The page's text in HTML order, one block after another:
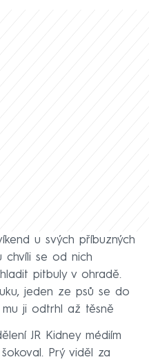
u svých příbuzných
chvíli se od nich
pitbuly v ohradě.
jeden ze psů se do
ji odtrhl až těsně
JR Kidney médiím
Prý viděl za